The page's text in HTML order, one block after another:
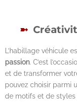
L’habillage véhicule
passion. C’est
et de transformer
pouvez choisir parmi
de motifs et de styles